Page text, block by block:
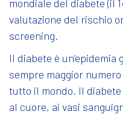
mondiale del diabete (il
valutazione del rischio
screening.
Il diabete è
sempre maggior
tutto il mondo. Il
al cuore, ai vasi